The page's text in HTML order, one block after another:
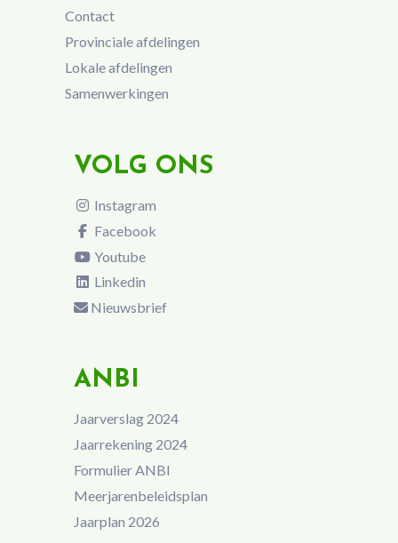
Contact
Provinciale afdelingen
Lokale afdelingen
Samenwerkingen
VOLG ONS
Instagram
Facebook
Youtube
Linkedin
Nieuwsbrief
ANBI
Jaarverslag 2024
Jaarrekening 2024
Formulier ANBI
Meerjarenbeleidsplan
Jaarplan 2026